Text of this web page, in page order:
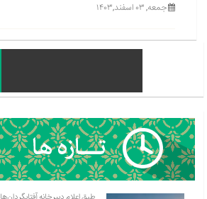
جمعه, ۰۳ اسفند,۱۴۰۳
طبق اعلام دبیرخانه آفتابگردان‌ها